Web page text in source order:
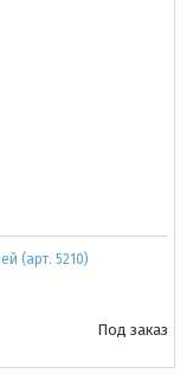
(арт. 5210)
Под заказ